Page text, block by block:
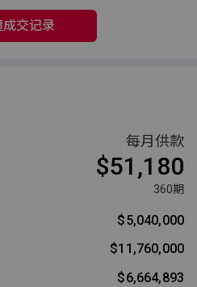
成交记录
每月供款
$51,180
360期
$5,040,000
$11,760,000
$6,664,893